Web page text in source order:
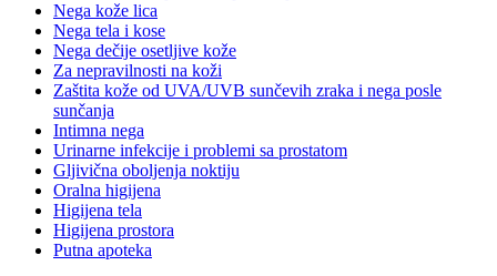
Nega kože lica
Nega tela i kose
Nega dečije osetljive kože
Za nepravilnosti na koži
Zaštita kože od UVA/UVB sunčevih zraka i nega posle
sunčanja
Intimna nega
Urinarne infekcije i problemi sa prostatom
Gljivična oboljenja noktiju
Oralna higijena
Higijena tela
Higijena prostora
Putna apoteka